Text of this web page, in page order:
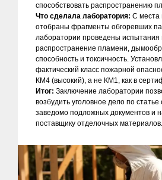
способствовать распространению
Что сделала лаборатория: С места
отобраны фрагменты обгоревших
лаборатории проведены испытания
распространение пламени,
способность и токсичность.
фактический класс пожарной
КМ4 (высокий), а не КМ1, как в
Итог: Заключение лаборатории
возбудить уголовное дело по
заведомо подложных документов и
поставщику отделочных материалов.